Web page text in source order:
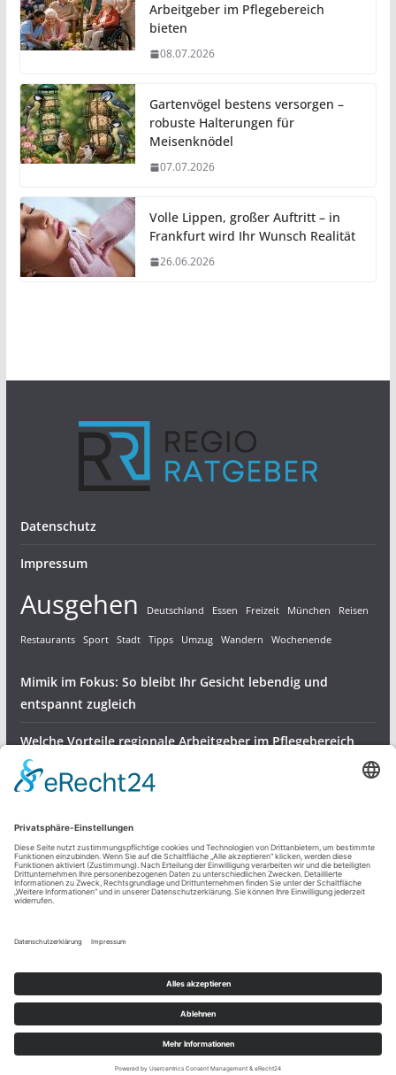
Arbeitgeber im Pflegebereich
bieten
08.07.2026
Gartenvögel bestens versorgen –
robuste Halterungen für
Meisenknödel
07.07.2026
Volle Lippen, großer Auftritt – in
Frankfurt wird Ihr Wunsch Realität
26.06.2026
Datenschutz
Impressum
Ausgehen Deutschland Essen Freizeit München Reisen
Restaurants Sport Stadt Tipps Umzug Wandern Wochenende
Mimik im Fokus: So bleibt Ihr Gesicht lebendig und
entspannt zugleich
Welche Vorteile regionale Arbeitgeber im Pflegebereich
bieten
Meisenknödel
Dienstleistungen & Produkte
Freizeit und mehr
Regio Ratgeber
von ThemeGrill. Präsentiert von
WordPress.